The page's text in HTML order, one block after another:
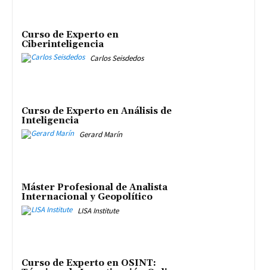
Curso de Experto en
Ciberinteligencia
Carlos Seisdedos
Curso de Experto en Análisis de
Inteligencia
Gerard Marín
Máster Profesional de Analista
Internacional y Geopolítico
LISA Institute
Curso de Experto en OSINT: